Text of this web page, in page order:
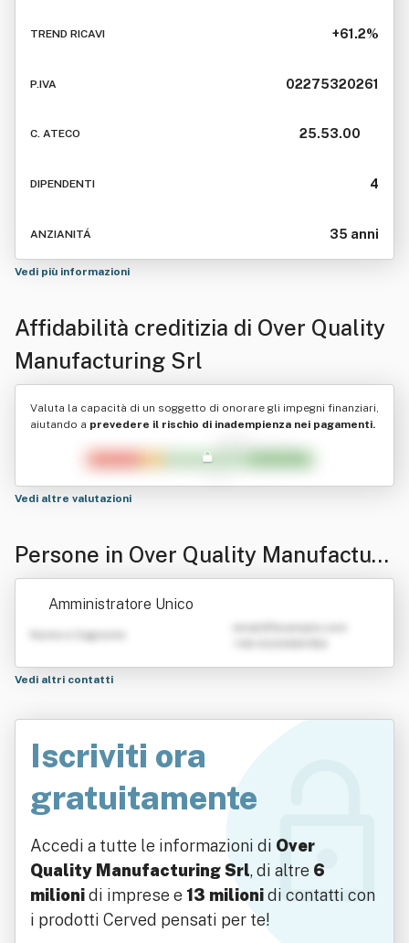
TREND RICAVI +61.2%
P.IVA 02275320261
C. ATECO 25.53.00
DIPENDENTI 4
ANZIANITÁ 35 anni
Vedi più informazioni
Affidabilità creditizia di Over Quality
Manufacturing Srl
Valuta la capacità di un soggetto di onorare gli impegni finanziari,
aiutando a prevedere il rischio di inadempienza nei pagamenti.
Vedi altre valutazioni
Persone in Over Quality Manufacturi
ng Srl
Amministratore Unico
Nome e Cognome
Vedi altri contatti
Iscriviti ora
gratuitamente
Accedi a tutte le informazioni di Over
Quality Manufacturing Srl, di altre 6
milionidi imprese e 13 milionidi contatti con
i prodotti Cerved pensati per te!